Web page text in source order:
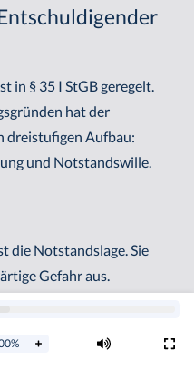
%
in § 35 I StGB geregelt.
hat der
dreistufigen Aufbau:
und Notstandswille.
die Notstandslage. Sie
Gefahr aus.